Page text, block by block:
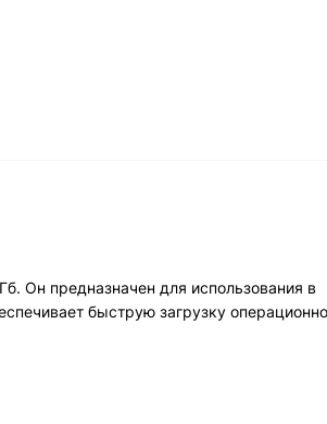
Он предназначен для использования в
быструю загрузку